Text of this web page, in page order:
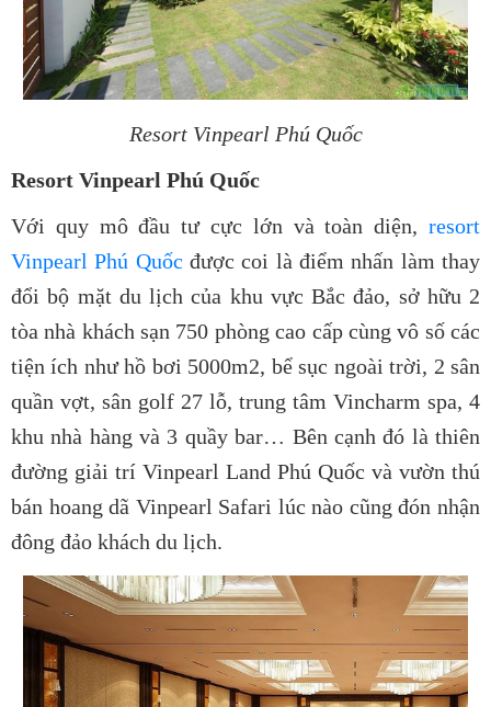
Resort Vinpearl Phú Quốc
Resort Vinpearl Phú Quốc
Với quy mô đầu tư cực lớn và toàn diện, resort
Vinpearl Phú Quốc được coi là điểm nhấn làm thay
đổi bộ mặt du lịch của khu vực Bắc đảo, sở hữu 2
tòa nhà khách sạn 750 phòng cao cấp cùng vô số các
tiện ích như hồ bơi 5000m2, bể sục ngoài trời, 2 sân
quần vợt, sân golf 27 lỗ, trung tâm Vincharm spa, 4
khu nhà hàng và 3 quầy bar… Bên cạnh đó là thiên
đường giải trí Vinpearl Land Phú Quốc và vườn thú
bán hoang dã Vinpearl Safari lúc nào cũng đón nhận
đông đảo khách du lịch.